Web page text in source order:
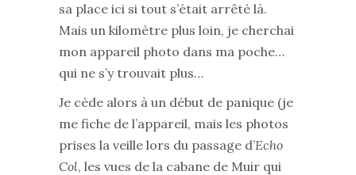
sa place ici si tout s’était arrêté là.
Mais un kilomètre plus loin, je cherchai
mon appareil photo dans ma poche…
qui ne s’y trouvait plus…
Je cède alors à un début de panique (je
me fiche de l’appareil, mais les photos
prises la veille lors du passage d’Echo
Col, les vues de la cabane de Muir qui